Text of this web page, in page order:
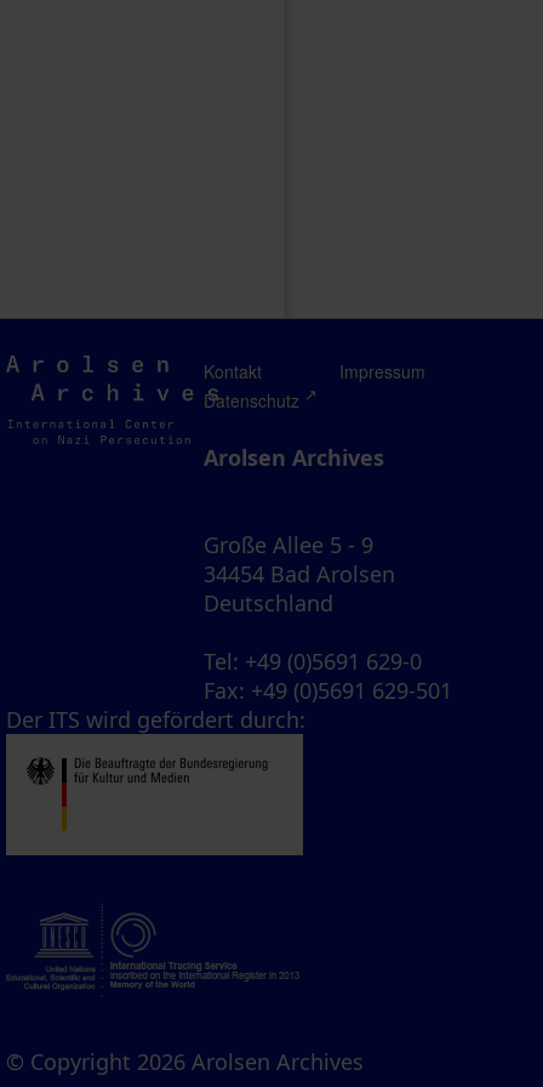
Arolsen
Archives
Kontakt
Impressum
Datenschutz
Arolsen Archives
Große Allee 5 - 9
34454 Bad Arolsen
Deutschland
Tel: +49 (0)5691 629-0
Fax: +49 (0)5691 629-501
Der ITS wird gefördert durch:
© Copyright 2026 Arolsen Archives